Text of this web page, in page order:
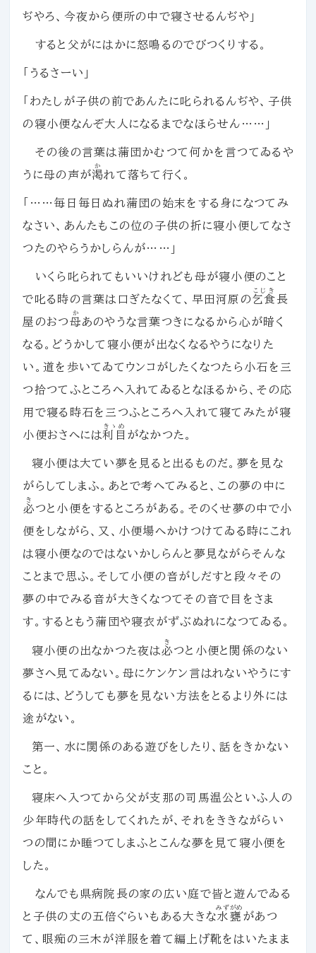
ぢやろ、今夜から便所の中で寝させるんぢや」
すると父がにはかに怒鳴るのでびつくりする。
「うるさーい」
「わたしが子供の前であんたに叱られるんぢや、子供
の寝小便なんぞ大人になるまでなほらせん……」
その後の言葉は蒲団かむつて何かを言つてゐるや
うに母の声が渇
か
れて落ちて行く。
「……毎日毎日ぬれ蒲団の始末をする身になつてみ
なさい、あんたもこの位の子供の折に寝小便してなさ
つたのやらうかしらんが……」
いくら叱られてもいいけれども母が寝小便のこと
で叱る時の言葉は口ぎたなくて、早田河原の乞食
こじき
長
屋のおつ母
か
あのやうな言葉つきになるから心が暗く
なる。どうかして寝小便が出なくなるやうになりた
い。道を歩いてゐてウンコがしたくなつたら小石を三
つ拾つてふところへ入れてゐるとなほるから、その応
用で寝る時石を三つふところへ入れて寝てみたが寝
小便おさへには利目
きゝめ
がなかつた。
寝小便は大てい夢を見ると出るものだ。夢を見な
がらしてしまふ。あとで考へてみると、この夢の中に
必
き
つと小便をするところがある。そのくせ夢の中で小
便をしながら、又、小便場へかけつけてゐる時にこれ
は寝小便なのではないかしらんと夢見ながらそんな
ことまで思ふ。そして小便の音がしだすと段々その
夢の中でみる音が大きくなつてその音で目をさま
す。するともう蒲団や寝衣がずぶぬれになつてゐる。
寝小便の出なかつた夜は必
き
つと小便と関係のない
夢さへ見てゐない。母にケンケン言はれないやうにす
るには、どうしても夢を見ない方法をとるより外には
途がない。
第一、水に関係のある遊びをしたり、話をきかない
こと。
寝床へ入つてから父が支那の司馬温公といふ人の
少年時代の話をしてくれたが、それをききながらい
つの間にか睡つてしまふとこんな夢を見て寝小便を
した。
なんでも県病院長の家の広い庭で皆と遊んでゐる
と子供の丈の五倍ぐらいもある大きな水甕
みずがめ
があつ
て、眼痴の三木が洋服を着て編上げ靴をはいたまま